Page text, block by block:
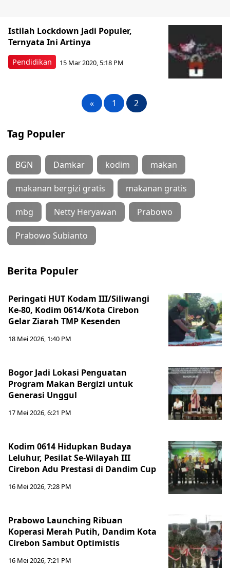
Pendidikan
Istilah Lockdown Jadi Populer,
Ternyata Ini Artinya
15 Mar 2020, 5:18 PM
« 1 2
Tag Populer
BGN Damkar kodim makan
makanan bergizi gratis makanan gratis
mbg Netty Heryawan Prabowo
Prabowo Subianto
Berita Populer
Peringati HUT Kodam III/Siliwangi
Ke-80, Kodim 0614/Kota Cirebon
Gelar Ziarah TMP Kesenden
18 Mei 2026, 1:40 PM
Bogor Jadi Lokasi Penguatan
Program Makan Bergizi untuk
Generasi Unggul
17 Mei 2026, 6:21 PM
Kodim 0614 Hidupkan Budaya
Leluhur, Pesilat Se-Wilayah III
Cirebon Adu Prestasi di Dandim Cup
16 Mei 2026, 7:28 PM
Prabowo Launching Ribuan
Koperasi Merah Putih, Dandim Kota
Cirebon Sambut Optimistis
16 Mei 2026, 7:21 PM